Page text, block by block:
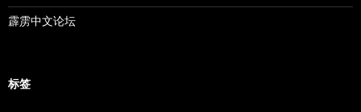
霹雳中文论坛
标签